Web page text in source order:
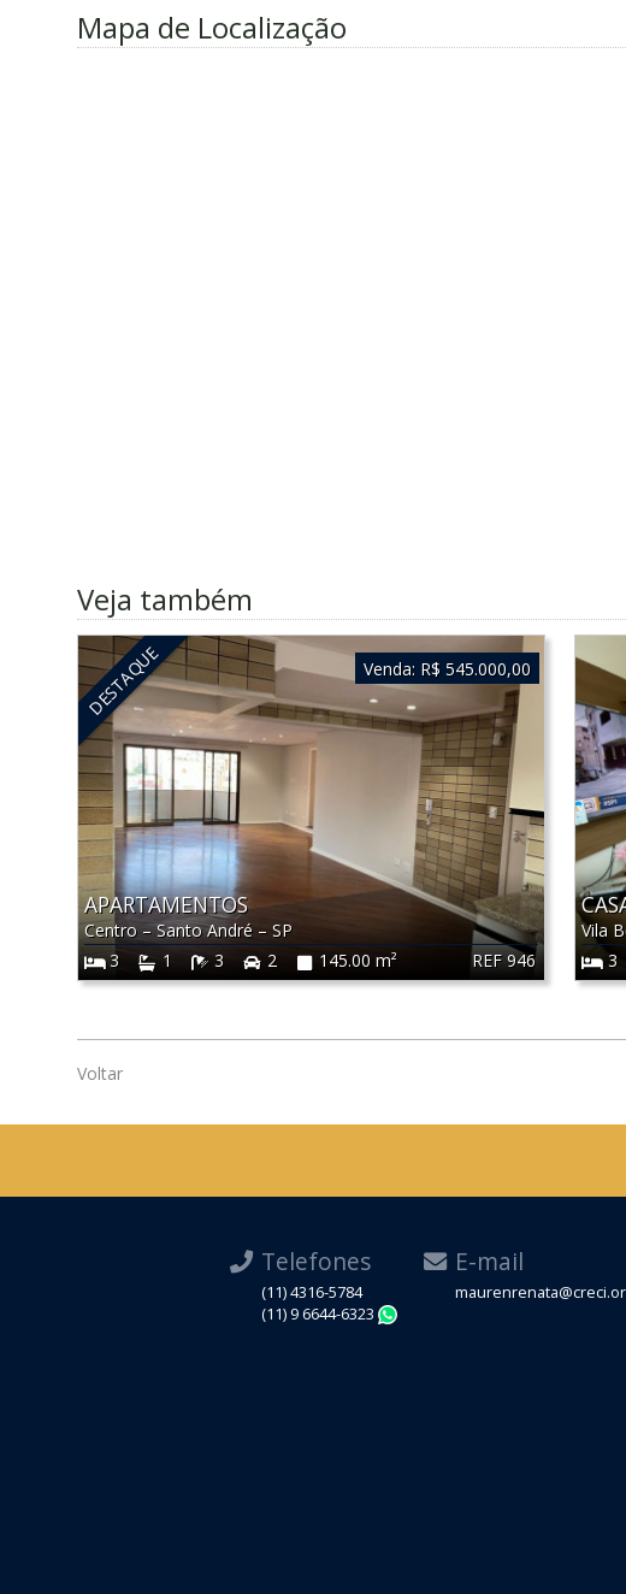
Mapa de Localização
Veja também
DESTAQUE
REF 946
APARTAMENTOS
Centro –Santo André – SP
3
1 3 2 145.00 m²
Venda: R$ 545.000,00
Vila
3
Voltar
Telefones
(11) 4316-5784
(11) 9 6644-6323
E-mail